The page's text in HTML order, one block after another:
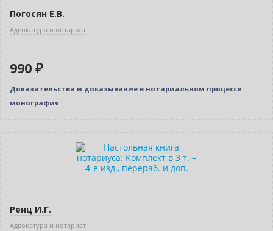
Погосян Е.В.
Адвокатура и нотариат
990 ₽
Доказательства и доказывание в нотариальном процессе :
монография
Ренц И.Г.
Адвокатура и нотариат